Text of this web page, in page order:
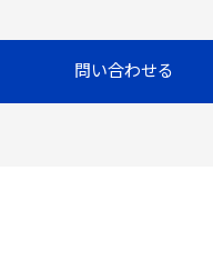
問い合わせる